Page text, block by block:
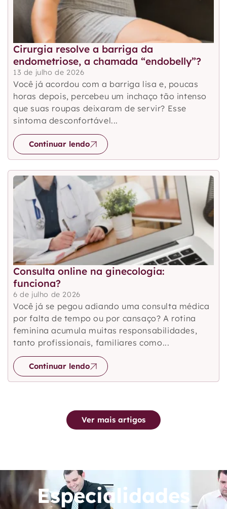
Cirurgia resolve a barriga da
endometriose, a chamada “endobelly”?
13 de julho de 2026
Você já acordou com a barriga lisa e, poucas
horas depois, percebeu um inchaço tão intenso
que suas roupas deixaram de servir? Esse
sintoma desconfortável...
Continuar lendo
Consulta online na ginecologia:
funciona?
6 de julho de 2026
Você já se pegou adiando uma consulta médica
por falta de tempo ou por cansaço? A rotina
feminina acumula muitas responsabilidades,
tanto profissionais, familiares como...
Continuar lendo
Ver mais artigos
Especialidades